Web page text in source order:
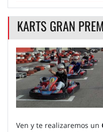
KARTS GRAN
Ven y te realizaremos un